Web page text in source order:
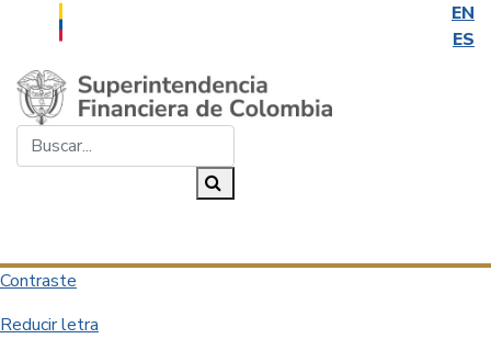
EN
ES
Saltar al contenido principal
Contraste
Reducir letra